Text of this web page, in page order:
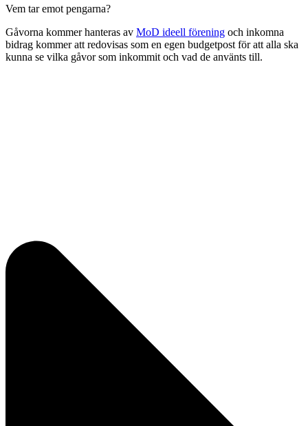
Vem tar emot pengarna?
Gåvorna kommer hanteras av MoD ideell förening och inkomna
bidrag kommer att redovisas som en egen budgetpost för att alla ska
kunna se vilka gåvor som inkommit och vad de använts till.